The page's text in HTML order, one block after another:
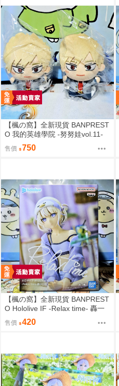
【楓の窩】全新現貨 BANPREST
O 我的英雄學院 -努努娃vol.11-
爆豪勝己【日版】
售價 750
【楓の窩】全新現貨 BANPREST
O Hololive IF -Relax time- 轟一
【日版】
售價 420